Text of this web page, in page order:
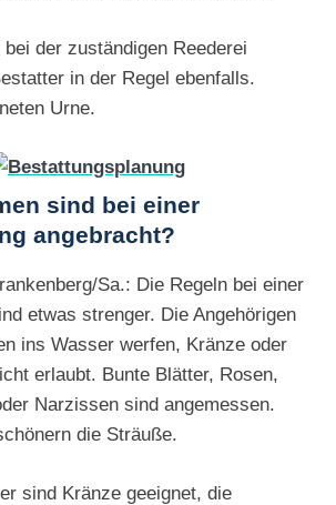
bei der zuständigen Reederei
in der Regel ebenfalls.
Urne.
sind bei einer
angebracht?
Sa.: Die Regeln bei einer
etwas strenger. Die Angehörigen
ins Wasser werfen, Kränze oder
erlaubt. Bunte Blätter, Rosen,
Narzissen sind angemessen.
die Sträuße.
sind Kränze geeignet, die